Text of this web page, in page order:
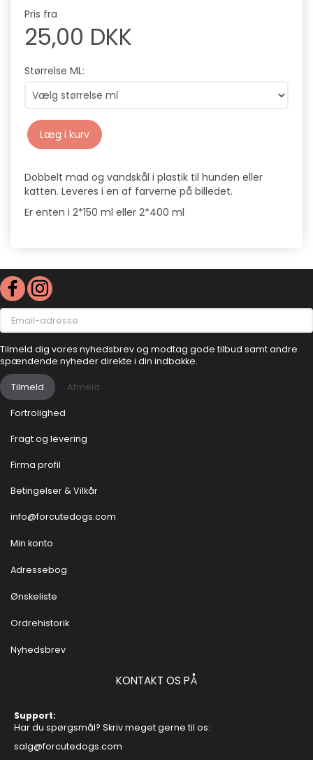
Pris fra
25,00 DKK
Størrelse ML:
Læg i kurv
Dobbelt mad og vandskål i plastik til hunden eller
katten. Leveres i en af farverne på billedet.
Er enten i 2*150 ml eller 2*400 ml
Email-
adresse
Tilmeld dig vores nyhedsbrev og modtag gode tilbud samt andre
spændende nyheder direkte i din indbakke.
Tilmeld Afmeld
Fortrolighed
Fragt og levering
Firma profil
Betingelser & Vilkår
info@forcutedogs.com
Min konto
Adressebog
Ønskeliste
Ordrehistorik
Nyhedsbrev
KONTAKT OS PÅ
Support:
Har du spørgsmål? Skriv meget gerne til os:
salg@forcutedogs.com